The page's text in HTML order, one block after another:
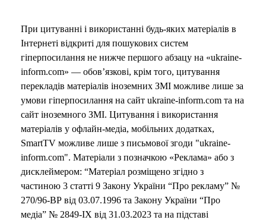
При цитуванні і використанні будь-яких матеріалів в
Інтернеті відкриті для пошукових систем
гіперпосилання не нижче першого абзацу на «ukraine-
inform.com» — обов’язкові, крім того, цитування
перекладів матеріалів іноземних ЗМІ можливе лише за
умови гіперпосилання на сайт ukraine-inform.com та на
сайт іноземного ЗМІ. Цитування і використання
матеріалів у офлайн-медіа, мобільних додатках,
SmartTV можливе лише з письмової згоди "ukraine-
inform.com". Матеріали з позначкою «Реклама» або з
дисклеймером: “Матеріал розміщено згідно з
частиною 3 статті 9 Закону України “Про рекламу” №
270/96-ВР від 03.07.1996 та Закону України “Про
медіа” № 2849-IX від 31.03.2023 та на підставі